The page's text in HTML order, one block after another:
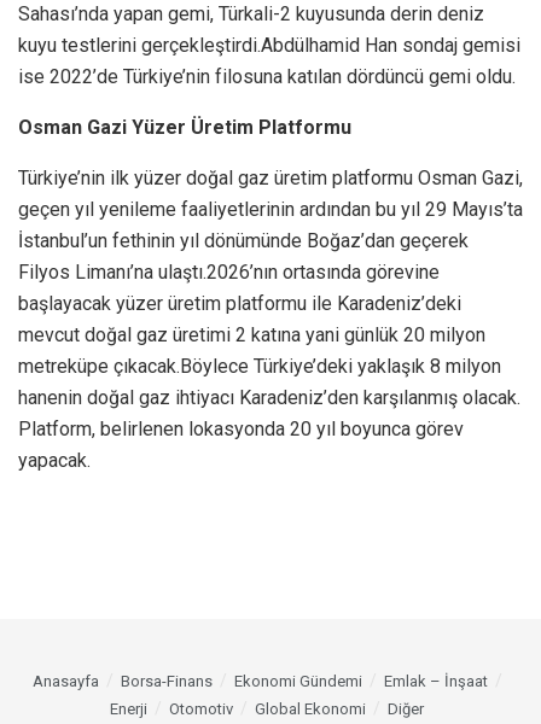
Sahası’nda yapan gemi, Türkali-2 kuyusunda derin deniz
kuyu testlerini gerçekleştirdi.Abdülhamid Han sondaj gemisi
ise 2022’de Türkiye’nin filosuna katılan dördüncü gemi oldu.
Osman Gazi Yüzer Üretim Platformu
Türkiye’nin ilk yüzer doğal gaz üretim platformu Osman Gazi,
geçen yıl yenileme faaliyetlerinin ardından bu yıl 29 Mayıs’ta
İstanbul’un fethinin yıl dönümünde Boğaz’dan geçerek
Filyos Limanı’na ulaştı.2026’nın ortasında görevine
başlayacak yüzer üretim platformu ile Karadeniz’deki
mevcut doğal gaz üretimi 2 katına yani günlük 20 milyon
metreküpe çıkacak.Böylece Türkiye’deki yaklaşık 8 milyon
hanenin doğal gaz ihtiyacı Karadeniz’den karşılanmış olacak.
Platform, belirlenen lokasyonda 20 yıl boyunca görev
yapacak.
Anasayfa Borsa-Finans Ekonomi Gündemi
Emlak – İnşaat
Enerji
Otomotiv Global Ekonomi Diğer